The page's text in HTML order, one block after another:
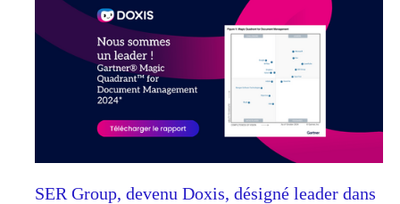
SER Group, devenu Doxis, désigné leader dans